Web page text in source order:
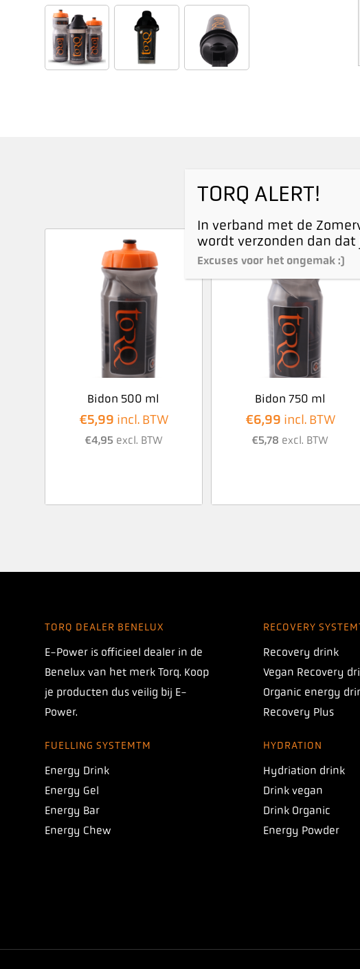
Bidon 500 ml
€5,99 incl. BTW
€4,95 excl. BTW
Bidon 750 ml
€6,99 incl. BTW
€5,78 excl. BTW
TORQ DEALER BENELUX
E-Power is officieel dealer in de
Benelux van het merk Torq. Koop
je producten dus veilig bij E-
Power.
FUELLING SYSTEMTM
Energy Drink
Energy Gel
Energy Bar
Energy Chew
RECOVERY
Recovery drink
Vegan Recovery
Organic energy
Recovery Plus
HYDRATION
Hydriation drink
Drink vegan
Drink Organic
Energy Powder
TORQ ALERT!
In verband met de
wordt verzonden dan dat
Excuses voor het ongemak :)
INTRODUCING
TORQ 1:1 PROTO